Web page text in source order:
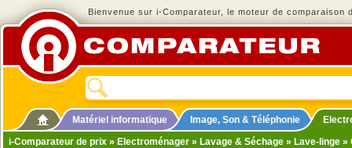
Bienvenue sur i-Comparateur, le moteur de comparaison
Matériel informatique Image, Son & Téléphonie
i-Comparateur de prix » Electroménager » Lavage & Séchage » Lave-linge »